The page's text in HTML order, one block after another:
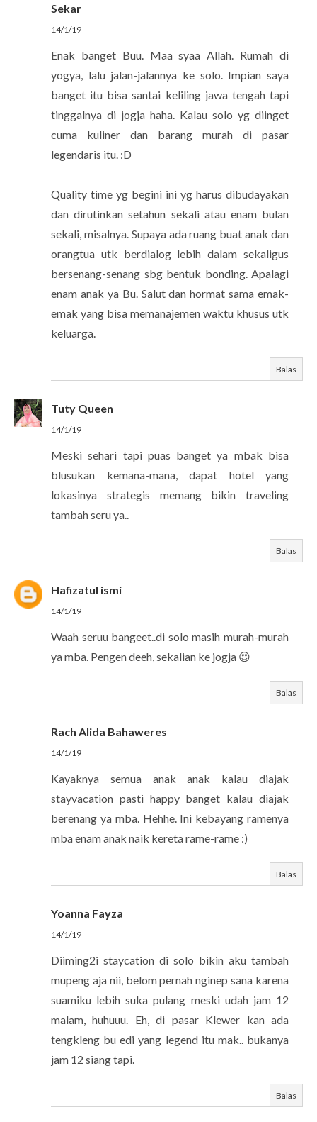
Sekar
14/1/19
Enak banget Buu. Maa syaa Allah. Rumah di
yogya, lalu jalan-jalannya ke solo. Impian saya
banget itu bisa santai keliling jawa tengah tapi
tinggalnya di jogja haha. Kalau solo yg diinget
cuma kuliner dan barang murah di pasar
legendaris itu. :D
Quality time yg begini ini yg harus dibudayakan
dan dirutinkan setahun sekali atau enam bulan
sekali, misalnya. Supaya ada ruang buat anak dan
orangtua utk berdialog lebih dalam sekaligus
bersenang-senang sbg bentuk bonding. Apalagi
enam anak ya Bu. Salut dan hormat sama emak-
emak yang bisa memanajemen waktu khusus utk
keluarga.
Balas
Tuty Queen
14/1/19
Meski sehari tapi puas banget ya mbak bisa
blusukan kemana-mana, dapat hotel yang
lokasinya strategis memang bikin traveling
tambah seru ya..
Balas
Hafizatul ismi
14/1/19
Waah seruu bangeet..di solo masih murah-murah
ya mba. Pengen deeh, sekalian ke jogja 😍
Balas
Rach Alida Bahaweres
14/1/19
Kayaknya semua anak anak kalau diajak
stayvacation pasti happy banget kalau diajak
berenang ya mba. Hehhe. Ini kebayang ramenya
mba enam anak naik kereta rame-rame :)
Balas
Yoanna Fayza
14/1/19
Diiming2i staycation di solo bikin aku tambah
mupeng aja nii, belom pernah nginep sana karena
suamiku lebih suka pulang meski udah jam 12
malam, huhuuu. Eh, di pasar Klewer kan ada
tengkleng bu edi yang legend itu mak.. bukanya
jam 12 siang tapi.
Balas